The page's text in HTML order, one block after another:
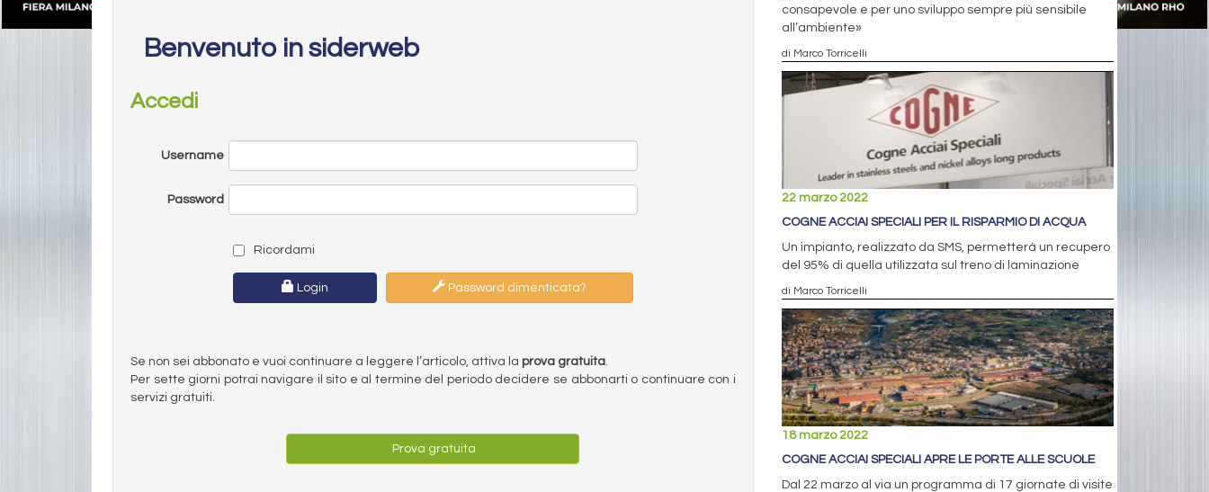
Benvenuto in siderweb
Accedi
Username
Password
Ricordami
Login Password dimenticata?
Se non sei abbonato e vuoi continuare a leggere l’articolo, attiva la prova gratuita.
Per sette giorni potrai navigare il sito e al termine del periodo decidere se abbonarti o continuare con i
servizi gratuiti.
Prova gratuita
consapevole e per uno sviluppo sempre più sensibile
all’ambiente»
di Marco Torricelli
22 marzo 2022
COGNE ACCIAI SPECIALI PER IL RISPARMIO DI ACQUA
Un impianto, realizzato da SMS, permetterà un recupero
del 95% di quella utilizzata sul treno di laminazione
di Marco Torricelli
18 marzo 2022
COGNE ACCIAI SPECIALI APRE LE PORTE ALLE SCUOLE
Dal 22 marzo al via un programma di 17 giornate di visite